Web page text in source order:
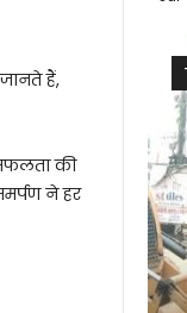
हैं,
की
ने हर